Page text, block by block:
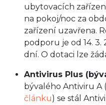
ubytovacích
na pokoj/noc za
zařízení uzavřena.
podporu je od 14. 3.
dní. O dotaci lze
Antivirus Plus
bývalého Antiviru A
článku) se stál